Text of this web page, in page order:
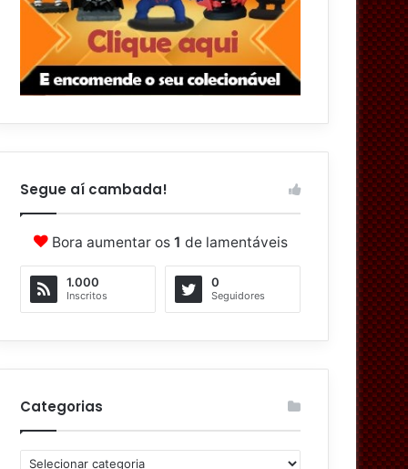
Segue aí cambada!
Bora aumentar os 1 de lamentáveis
1.000
Inscritos
0
Seguidores
Categorias